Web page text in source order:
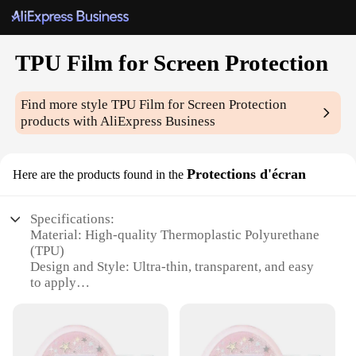
TPU Film for Screen Protection
Find more styleTPU Film for Screen Protection
products with AliExpress Business
Here are the products found in the Protections d'écran
Specifications:
Material: High-quality Thermoplastic Polyurethane
(TPU)
Design and Style: Ultra-thin, transparent, and easy
to apply
Performance and Property: Anti-scratch, anti-
fingerprint, and anti-shock